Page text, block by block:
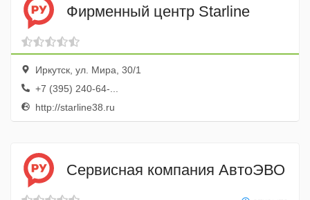
Фирменный центр Starline
Иркутск, ул. Мира, 30/1
+7 (395) 240-64-...
http://starline38.ru
Сервисная компания АвтоЭВО